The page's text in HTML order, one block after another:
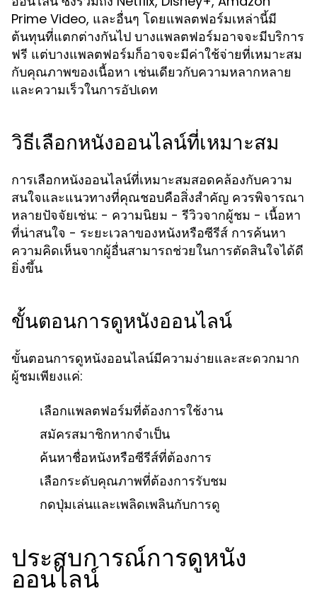
Prime Video, และอื่นๆ โดยแพลตฟอร์มเหล่านี้มี
ต้นทุนที่แตกต่างกันไป บางแพลตฟอร์มอาจจะมีบริการ
ฟรี แต่บางแพลตฟอร์มก็อาจจะมีค่าใช้จ่ายที่เหมาะสม
กับคุณภาพของเนื้อหา เช่นเดียวกับความหลากหลาย
และความเร็วในการอัปเดท
วิธีเลือกหนังออนไลน์ที่เหมาะสม
การเลือกหนังออนไลน์ที่เหมาะสมสอดคล้องกับความ
สนใจและแนวทางที่คุณชอบคือสิ่งสำคัญ ควรพิจารณา
หลายปัจจัยเช่น: - ความนิยม - รีวิวจากผู้ชม - เนื้อหา
ที่น่าสนใจ - ระยะเวลาของหนังหรือซีรีส์ การค้นหา
ความคิดเห็นจากผู้อื่นสามารถช่วยในการตัดสินใจได้ดี
ยิ่งขึ้น
ขั้นตอนการดูหนังออนไลน์
ขั้นตอนการดูหนังออนไลน์มีความง่ายและสะดวกมาก
ผู้ชมเพียงแค่:
เลือกแพลตฟอร์มที่ต้องการใช้งาน
สมัครสมาชิกหากจำเป็น
ค้นหาชื่อหนังหรือซีรีส์ที่ต้องการ
เลือกระดับคุณภาพที่ต้องการรับชม
กดปุ่มเล่นและเพลิดเพลินกับการดู
ประสบการณ์การดูหนัง
ออนไลน์